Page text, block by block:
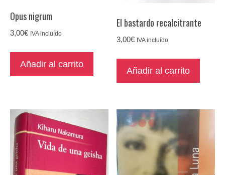
Opus nigrum
3,00€ IVA incluído
Añadir al carrito
El bastardo recalcitrante
3,00€ IVA incluído
Añadir al carrito